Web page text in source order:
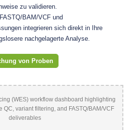
zu validieren.
BAM/VCF und
integrieren sich direkt in Ihre
nachgelagerte Analyse.
von Proben